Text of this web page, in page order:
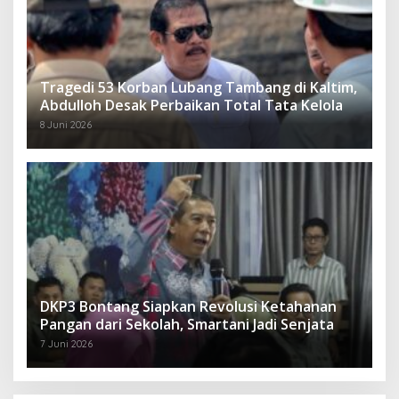
Tragedi 53 Korban Lubang Tambang di Kaltim,
Abdulloh Desak Perbaikan Total Tata Kelola
8 Juni 2026
DKP3 Bontang Siapkan Revolusi Ketahanan
Pangan dari Sekolah, Smartani Jadi Senjata
7 Juni 2026